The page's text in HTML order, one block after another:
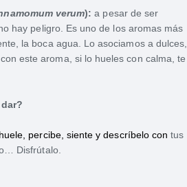
verum): a pesar de ser
hay peligro. Es uno de los aromas más
la boca agua. Lo asociamos a dulces,
este aroma, si lo hueles con calma, te
huele, percibe, siente y descríbelo con tus
Disfrútalo.